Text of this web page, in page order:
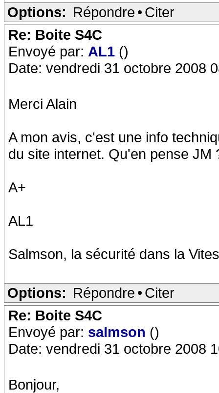
Options: Répondre • Citer
Re: Boite S4C
Envoyé par: AL1 ()
Date: vendredi 31 octobre 2008
Merci Alain
A mon avis, c'est une info
du site internet. Qu'en pense JM
A+
AL1
Salmson, la sécurité dans la
Options: Répondre • Citer
Re: Boite S4C
Envoyé par: salmson ()
Date: vendredi 31 octobre 2008
Bonjour,